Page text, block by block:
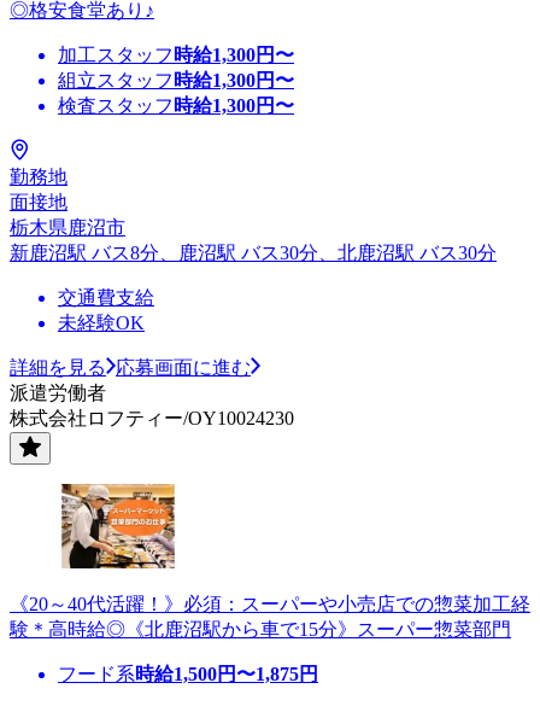
◎格安食堂あり♪
加工スタッフ 時給1,300円〜
組立スタッフ 時給1,300円〜
検査スタッフ 時給1,300円〜
勤務地
面接地
栃木県鹿沼市
新鹿沼駅 バス8分、鹿沼駅 バス30分、北鹿沼駅 バス30分
交通費支給
未経験OK
詳細を見る
応募画面に進む
派遣労働者
株式会社ロフティー/OY10024230
《20～40代活躍！》必須：スーパーや小売店での惣菜加工経
験＊高時給◎《北鹿沼駅から車で15分》スーパー惣菜部門
フード系時給1,500円〜1,875円